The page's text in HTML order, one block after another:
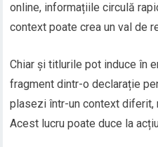
online, informațiile circulă
context poate crea un val de
Chiar și titlurile pot induce în
fragment dintr-o declarație
plasezi într-un context diferit,
Acest lucru poate duce la